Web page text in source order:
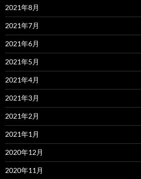
2021年8月
2021年7月
2021年6月
2021年5月
2021年4月
2021年3月
2021年2月
2021年1月
2020年12月
2020年11月